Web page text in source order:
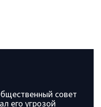
совет
его угрозой